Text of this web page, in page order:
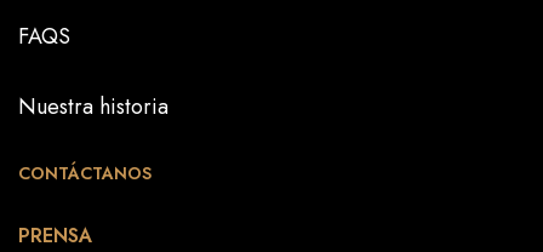
FAQS
Nuestra historia
CONTÁCTANOS
PRENSA